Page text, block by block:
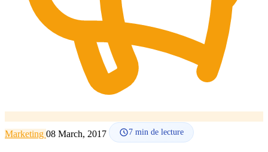
Se connecter
Marketing 08 March, 2017 7 min de lecture